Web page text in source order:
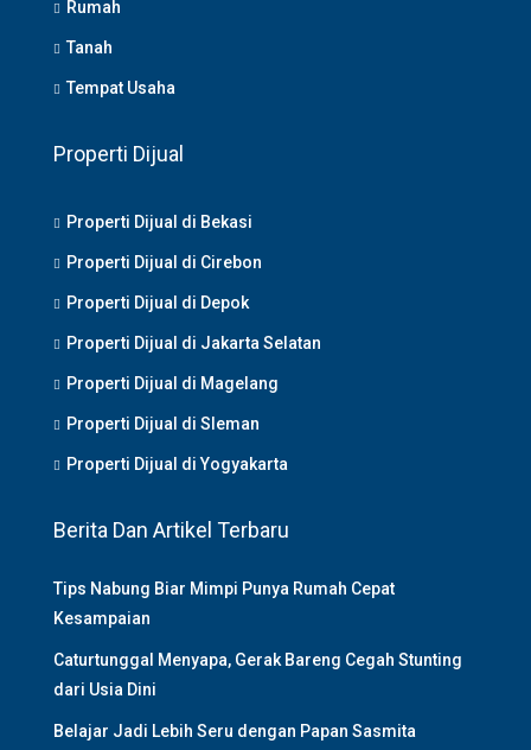
Rumah
Tanah
Tempat Usaha
Properti Dijual
Properti Dijual di Bekasi
Properti Dijual di Cirebon
Properti Dijual di Depok
Properti Dijual di Jakarta Selatan
Properti Dijual di Magelang
Properti Dijual di Sleman
Properti Dijual di Yogyakarta
Berita Dan Artikel Terbaru
Tips Nabung Biar Mimpi Punya Rumah Cepat
Kesampaian
Caturtunggal Menyapa, Gerak Bareng Cegah Stunting
dari Usia Dini
Belajar Jadi Lebih Seru dengan Papan Sasmita